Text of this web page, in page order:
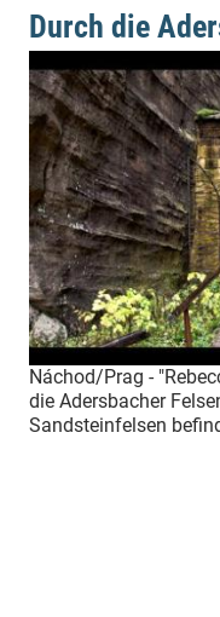
Durch die
Náchod/Prag -
die Adersbacher
Sandsteinfelsen